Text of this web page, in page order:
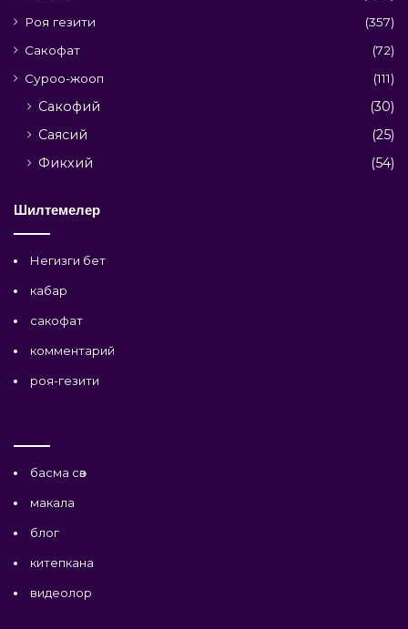
Роя гезити
(357)
Сакофат
(72)
Суроо-жооп
(111)
Сакофий
(30)
Саясий
(25)
Фикхий
(54)
Шилтемелер
Негизги бет
кабар
сакофат
комментарий
роя-гезити
басма сөз
макала
блог
китепкана
видеолор